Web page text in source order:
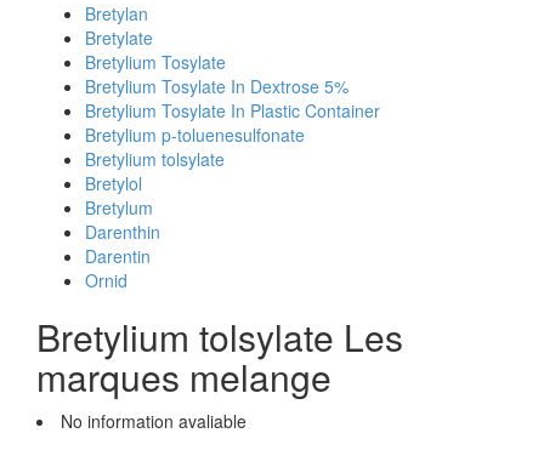
Bretylan
Bretylate
Bretylium Tosylate
Bretylium Tosylate In Dextrose 5%
Bretylium Tosylate In Plastic Container
Bretylium p-toluenesulfonate
Bretylium tolsylate
Bretylol
Bretylum
Darenthin
Darentin
Ornid
Bretylium tolsylate Les
marques melange
No information avaliable